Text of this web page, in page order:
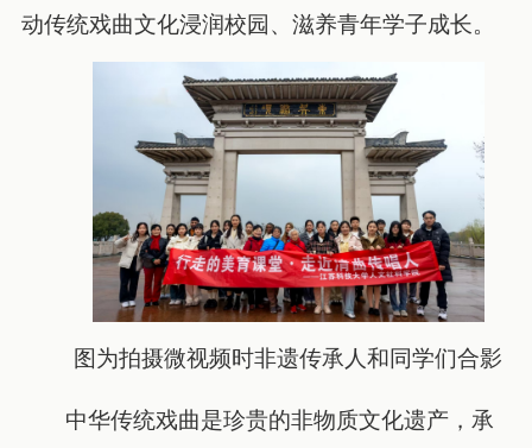
动传统戏曲文化浸润校园、滋养青年学子成长。
图为拍摄微视频时非遗传承人和同学们合影
中华传统戏曲是珍贵的非物质文化遗产，承